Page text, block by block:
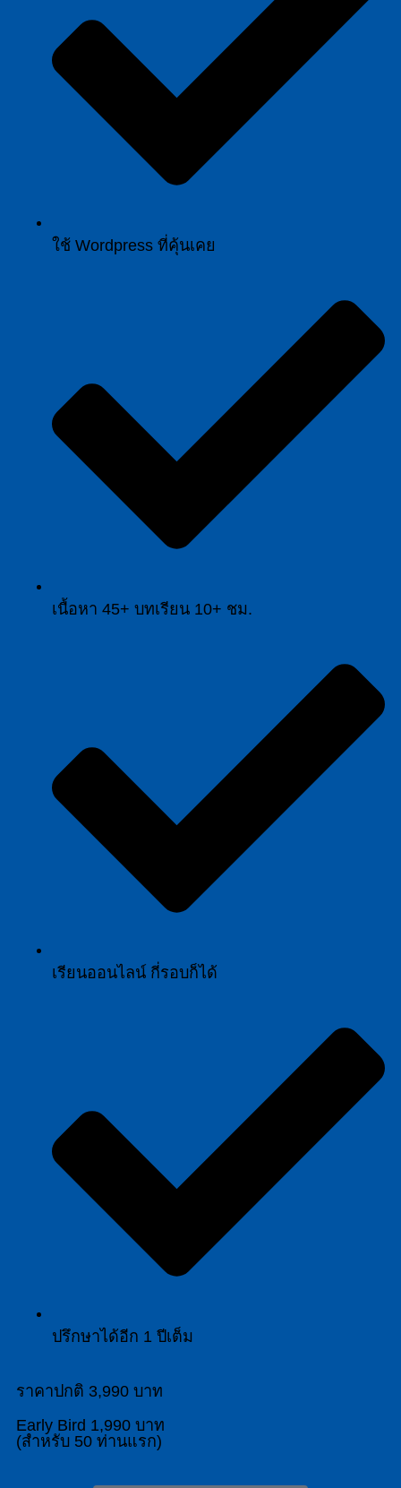
ใช้ Wordpress ที่คุ้นเคย
เนื้อหา 45+ บทเรียน 10+ ชม.
เรียนออนไลน์ กี่รอบก็ได้
ปรึกษาได้อีก 1 ปีเต็ม
ราคาปกติ 3,990 บาท
Early Bird 1,990 บาท
(สำหรับ 50 ท่านแรก)